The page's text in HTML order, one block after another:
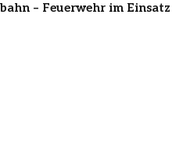
– Feuerwehr im Einsatz